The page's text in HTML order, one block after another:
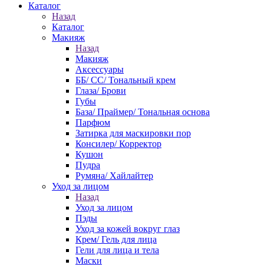
Каталог
Назад
Каталог
Макияж
Назад
Макияж
Аксессуары
ББ/ СС/ Тональный крем
Глаза/ Брови
Губы
База/ Праймер/ Тональная основа
Парфюм
Затирка для маскировки пор
Консилер/ Корректор
Кушон
Пудра
Румяна/ Хайлайтер
Уход за лицом
Назад
Уход за лицом
Пэды
Уход за кожей вокруг глаз
Крем/ Гель для лица
Гели для лица и тела
Маски